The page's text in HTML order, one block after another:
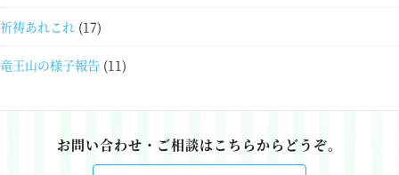
祈祷あれこれ (17)
竜王山の様子報告 (11)
お問い合わせ・ご相談はこちらからどうぞ。